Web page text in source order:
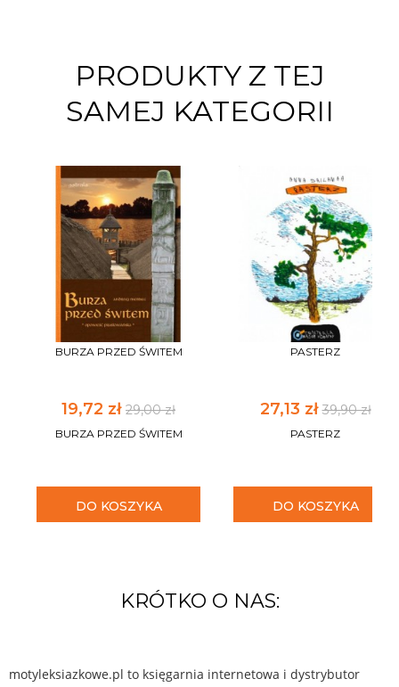
PRODUKTY Z TEJ
SAMEJ KATEGORII
BURZA PRZED ŚWITEM
19,72 zł 29,00 zł
BURZA PRZED ŚWITEM
DO KOSZYKA
PASTERZ
27,13 zł39,90 zł
PASTERZ
DO KOSZYKA
KRÓTKO O NAS:
motyleksiazkowe.pl to księgarnia internetowa i dystrybutor